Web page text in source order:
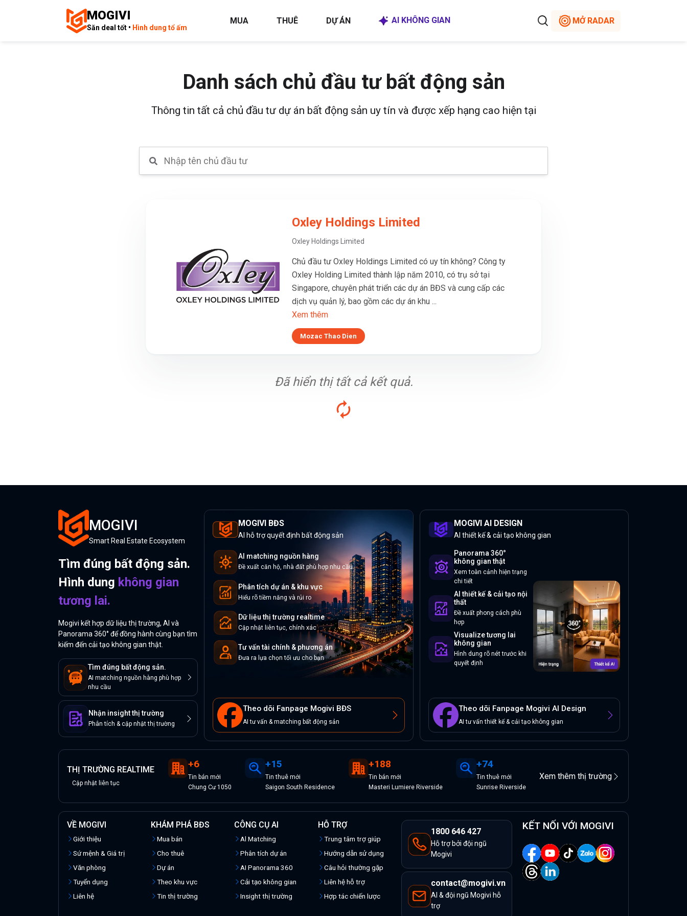
MOGIVI
Săn deal tốt • Hình dung tổ ấm
MUA THUÊ DỰ ÁN AI KHÔNG GIAN MỞ RADAR
Danh sách chủ đầu tư bất động sản
Thông tin tất cả chủ đầu tư dự án bất động sản uy tín và được xếp hạng cao hiện tại
Oxley Holdings Limited
Oxley Holdings Limited
Chủ đầu tư Oxley Holdings Limited có uy tín không? Công ty
Oxley Holding Limited thành lập năm 2010, có trụ sở tại
Singapore, chuyên phát triển các dự án BĐS và cung cấp các
dịch vụ quản lý, bao gồm các dự án khu ...
Xem thêm
Mozac Thao Dien
Đã hiển thị tất cả kết quả.
MOGIVI
Smart Real Estate Ecosystem
Tìm đúng bất động sản.
Hình dung không gian
tương lai.
Mogivi kết hợp dữ liệu thị trường, AI và
Panorama 360° để đồng hành cùng bạn tìm
kiếm đến cải tạo không gian thật.
Tìm đúng bất động sản.
AI matching nguồn hàng phù hợp
nhu cầu
Nhận insight thị trường
Phân tích & cập nhật thị trường
MOGIVI BĐS
AI hỗ trợ quyết định bất động sản
AI matching nguồn hàng
Đề xuất căn hộ, nhà đất phù hợp nhu cầu
Phân tích dự án & khu vực
Hiểu rõ tiềm năng và rủi ro
Dữ liệu thị trường realtime
Cập nhật liên tục, chính xác
Tư vấn tài chính & phương án
Đưa ra lựa chọn tối ưu cho bạn
Theo dõi Fanpage Mogivi BĐS
AI tư vấn & matching bất động sản
MOGIVI AI DESIGN
AI thiết kế & cải tạo không gian
Panorama 360°
không gian thật
Xem toàn cảnh hiện trạng
chi tiết
AI thiết kế & cải tạo nội
thất
Đề xuất phong cách phù
hợp
Visualize tương lai
không gian
Hình dung rõ nét trước khi
quyết định
Theo dõi Fanpage Mogivi AI Design
AI tư vấn thiết kế & cải tạo không gian
THỊ TRƯỜNG REALTIME
Cập nhật liên tục
+6
Tin bán mới
Chung Cư 1050
+15
Tinthuê mới
Saigon South Residence
+188
Tin bán mới
Masteri Lumiere Riverside
+74
Tinthuê mới
Sunrise Riverside
Xem thêm thị trường
VỀ MOGIVI
Giới thiệu
Sứ mệnh & Giá trị
Văn phòng
Tuyển dụng
Liên hệ
KHÁM PHÁ BĐS
Mua bán
Cho thuê
Dự án
Theo khu vực
Tin thị trường
CÔNG CỤ AI
Al Matching
Phân tích dự án
AI Panorama 360
Cải tạo không gian
Insight thị trường
HỖ TRỢ
Trung tâm trợ giúp
Hướng dẫn sử dụng
Câu hỏi thường gặp
Liên hệ hỗ trợ
Hợp tác chiến lược
1800 646 427
Hỗ trợ bởi đội ngũ
Mogivi
contact@mogivi.vn
AI & đội ngũ Mogivi hỗ
trợ
KẾT NỐI VỚI MOGIVI